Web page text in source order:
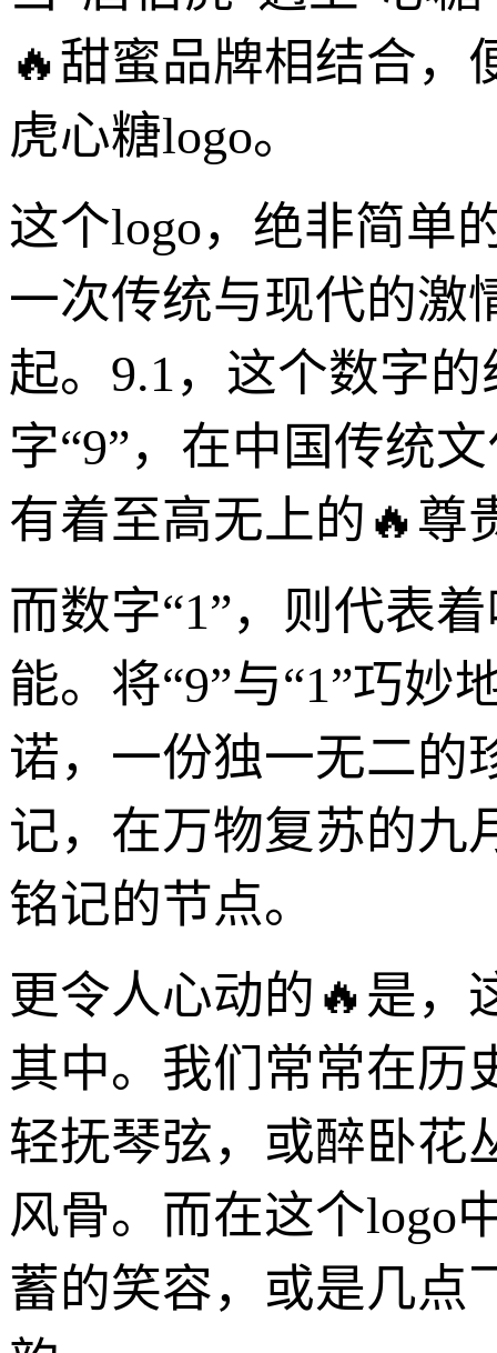
🔥甜蜜品牌相结合
虎心糖logo。
这个logo，绝非简单
一次传统与现代的激
起。9.1，这个数字
字“9”，在中国传统
有着至高无上的🔥尊
而数字“1”，则代表
能。将“9”与“1”巧
诺，一份独一无二的
记，在万物复苏的九
铭记的节点。
更令人心动的🔥是，
其中。我们常常在历
轻抚琴弦，或醉卧花
风骨。而在这个logo
蓄的笑容，或是几点